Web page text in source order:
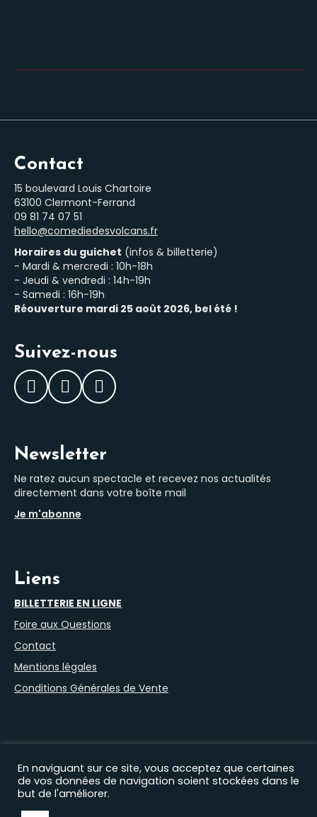
Contact
15 boulevard Louis Chartoire
63100 Clermont-Ferrand
‭09 81 74 07 51‬
hello@comediedesvolcans.fr
Horaires du guichet (infos & billetterie)
- Mardi & mercredi : 10h-18h
- Jeudi & vendredi : 14h-19h
- Samedi : 16h-19h
Réouverture mardi 25 août 2026, bel été !
Suivez-nous
Facebook
InstagramLinkedIn
Newsletter
Ne ratez aucun spectacle et recevez nos actualités
directement dans votre boîte mail
Je m'abonne
Liens
BILLETTERIE EN LIGNE
Foire aux Questions
Contact
Mentions légales
Conditions Générales de Vente
Nos autres sites :Filprod Productions
|Comédie Saint Roch
En naviguant sur ce site, vous acceptez que certaines
de vos données de navigation soient stockées dans le
but de l'améliorer.